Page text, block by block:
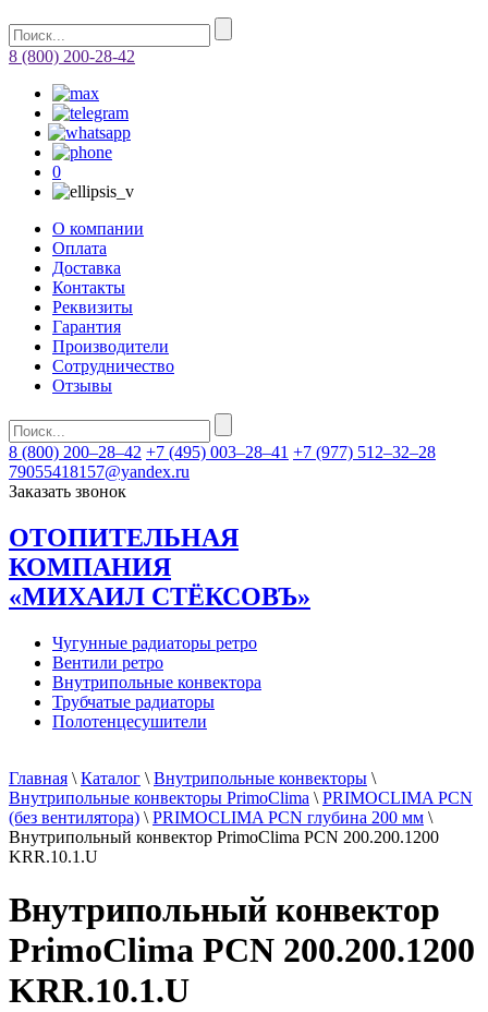
8 (800) 200-28-42
0
О компании
Оплата
Доставка
Контакты
Реквизиты
Гарантия
Производители
Сотрудничество
Отзывы
8 (800) 200–28–42 +7 (495) 003–28–41 +7 (977) 512–32–28
79055418157@yandex.ru
Заказать звонок
ОТОПИТЕЛЬНАЯ
КОМПАНИЯ
«МИХАИЛ СТЁКСОВЪ»
Чугунные радиаторы ретро
Вентили ретро
Внутрипольные конвектора
Трубчатые радиаторы
Полотенцесушители
Главная \ Каталог \ Внутрипольные конвекторы \
Внутрипольные конвекторы PrimoClima \ PRIMOCLIMA PCN
(без вентилятора) \ PRIMOCLIMA PCN глубина 200 мм \
Внутрипольный конвектор PrimoClima PCN 200.200.1200
KRR.10.1.U
Внутрипольный конвектор
PrimoClima PCN 200.200.1200
KRR.10.1.U